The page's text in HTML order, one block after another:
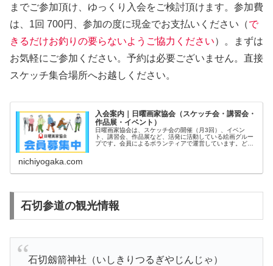
までご参加頂け、ゆっくり入会をご検討頂けます。参加費
は、1回 700円、参加の度に現金でお支払いください（で
きるだけお釣りの要らないようご協力ください）。まずは
お気軽にご参加ください。予約は必要ございません。直接
スケッチ集合場所へお越しください。
入会案内｜日曜画家協会（スケッチ会・講習会・
作品展・イベント）
日曜画家協会は、スケッチ会の開催（月3回）、イベン
ト、講習会、作品展など、活発に活動している絵画グルー
プです。会員によるボランティアで運営しています。どな
nichiyogaka.com
石切参道の観光情報
石切劔箭神社（いしきりつるぎやじんじゃ）